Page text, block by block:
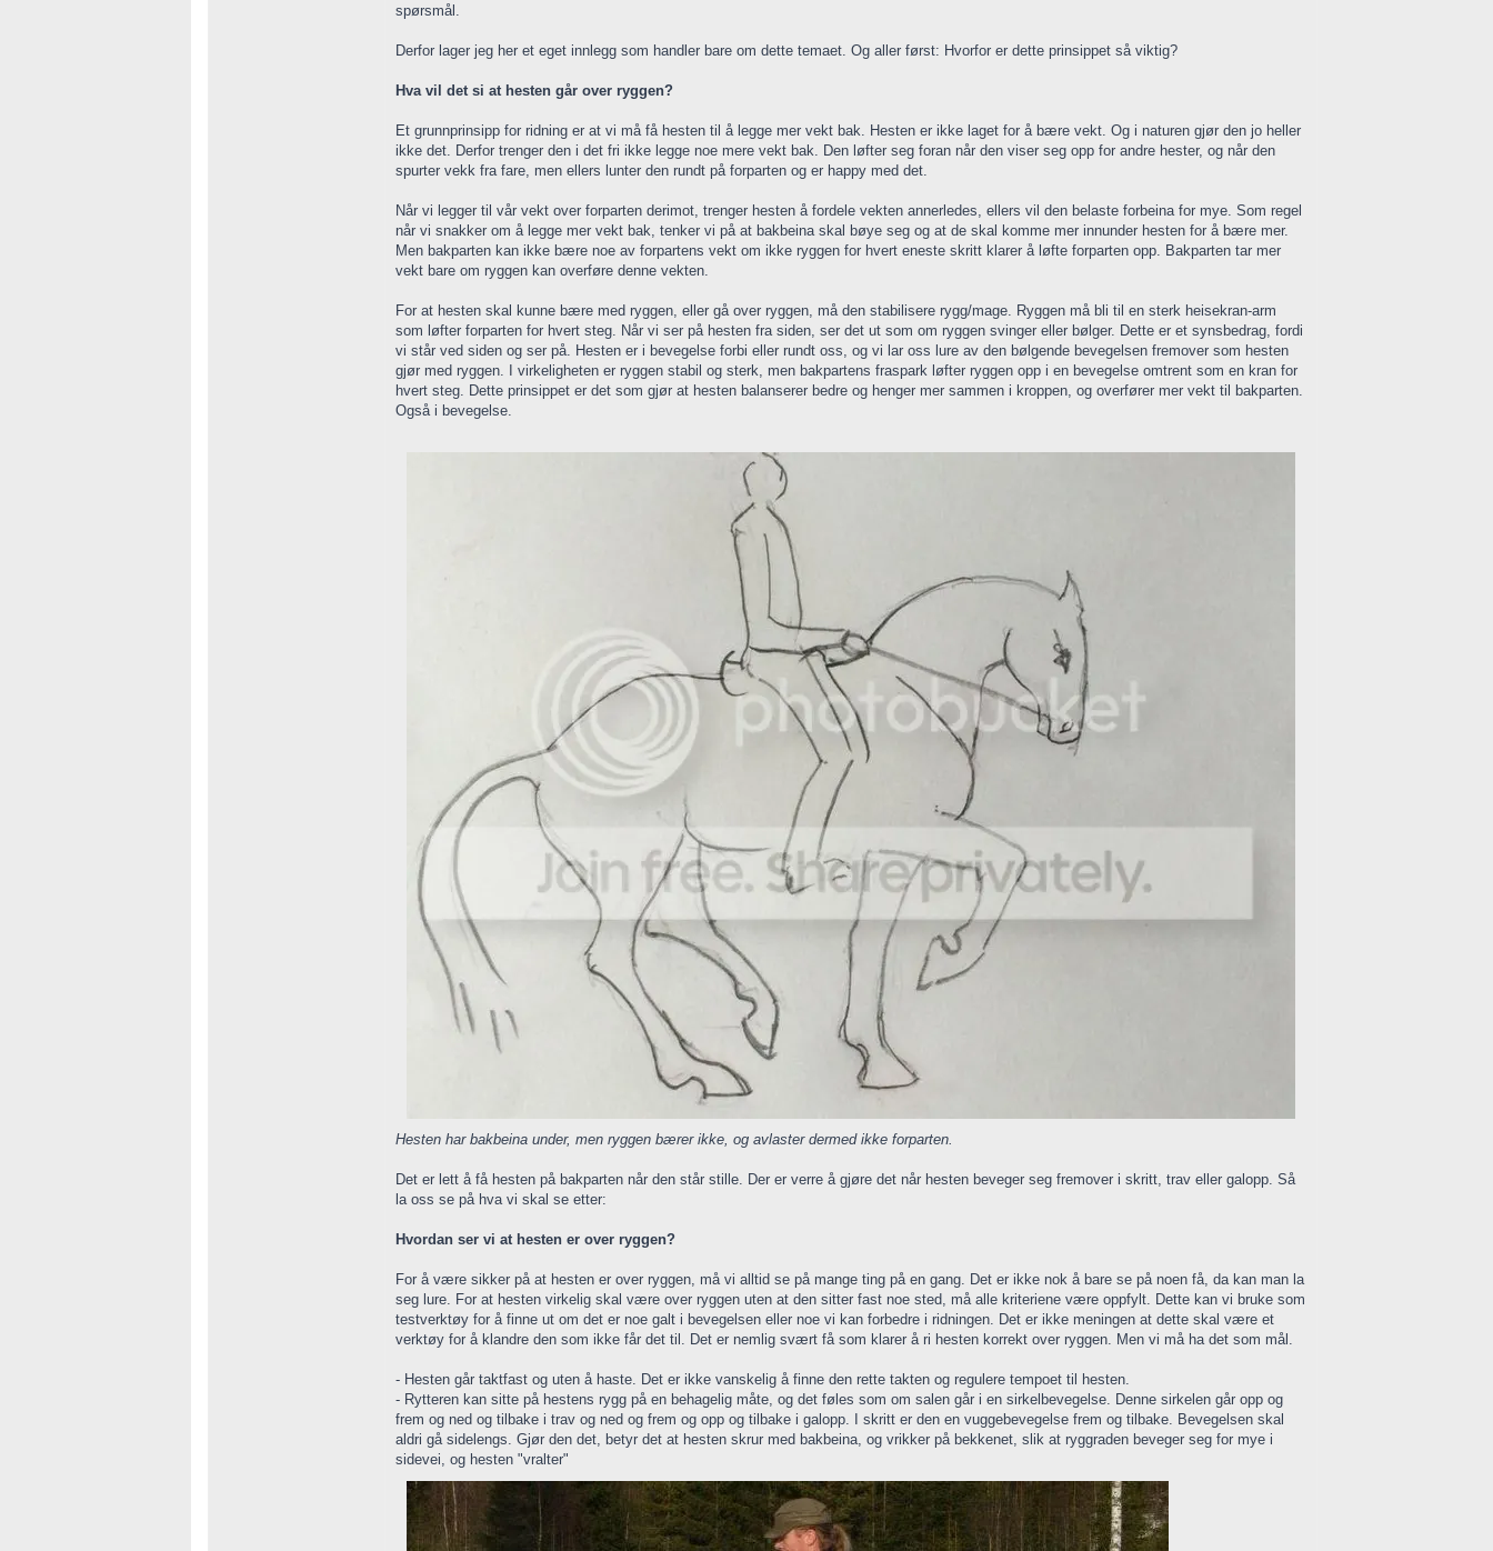
spørsmål.
Derfor lager jeg her et eget innlegg som handler bare om dette temaet. Og aller først: Hvorfor er dette prinsippet så viktig?
Hva vil det si at hesten går over ryggen?
Et grunnprinsipp for ridning er at vi må få hesten til å legge mer vekt bak. Hesten er ikke laget for å bære vekt. Og i naturen gjør den jo heller
ikke det. Derfor trenger den i det fri ikke legge noe mere vekt bak. Den løfter seg foran når den viser seg opp for andre hester, og når den
spurter vekk fra fare, men ellers lunter den rundt på forparten og er happy med det.
Når vi legger til vår vekt over forparten derimot, trenger hesten å fordele vekten annerledes, ellers vil den belaste forbeina for mye. Som regel
når vi snakker om å legge mer vekt bak, tenker vi på at bakbeina skal bøye seg og at de skal komme mer innunder hesten for å bære mer.
Men bakparten kan ikke bære noe av forpartens vekt om ikke ryggen for hvert eneste skritt klarer å løfte forparten opp. Bakparten tar mer
vekt bare om ryggen kan overføre denne vekten.
For at hesten skal kunne bære med ryggen, eller gå over ryggen, må den stabilisere rygg/mage. Ryggen må bli til en sterk heisekran-arm
som løfter forparten for hvert steg. Når vi ser på hesten fra siden, ser det ut som om ryggen svinger eller bølger. Dette er et synsbedrag, fordi
vi står ved siden og ser på. Hesten er i bevegelse forbi eller rundt oss, og vi lar oss lure av den bølgende bevegelsen fremover som hesten
gjør med ryggen. I virkeligheten er ryggen stabil og sterk, men bakpartens fraspark løfter ryggen opp i en bevegelse omtrent som en kran for
hvert steg. Dette prinsippet er det som gjør at hesten balanserer bedre og henger mer sammen i kroppen, og overfører mer vekt til bakparten.
Også i bevegelse.
Hesten har bakbeina under, men ryggen bærer ikke, og avlaster dermed ikke forparten.
Det er lett å få hesten på bakparten når den står stille. Der er verre å gjøre det når hesten beveger seg fremover i skritt, trav eller galopp. Så
la oss se på hva vi skal se etter:
Hvordan ser vi at hesten er over ryggen?
For å være sikker på at hesten er over ryggen, må vi alltid se på mange ting på en gang. Det er ikke nok å bare se på noen få, da kan man la
seg lure. For at hesten virkelig skal være over ryggen uten at den sitter fast noe sted, må alle kriteriene være oppfylt. Dette kan vi bruke som
testverktøy for å finne ut om det er noe galt i bevegelsen eller noe vi kan forbedre i ridningen. Det er ikke meningen at dette skal være et
verktøy for å klandre den som ikke får det til. Det er nemlig svært få som klarer å ri hesten korrekt over ryggen. Men vi må ha det som mål.
- Hesten går taktfast og uten å haste. Det er ikke vanskelig å finne den rette takten og regulere tempoet til hesten.
- Rytteren kan sitte på hestens rygg på en behagelig måte, og det føles som om salen går i en sirkelbevegelse. Denne sirkelen går opp og
frem og ned og tilbake i trav og ned og frem og opp og tilbake i galopp. I skritt er den en vuggebevegelse frem og tilbake. Bevegelsen skal
aldri gå sidelengs. Gjør den det, betyr det at hesten skrur med bakbeina, og vrikker på bekkenet, slik at ryggraden beveger seg for mye i
sidevei, og hesten "vralter"